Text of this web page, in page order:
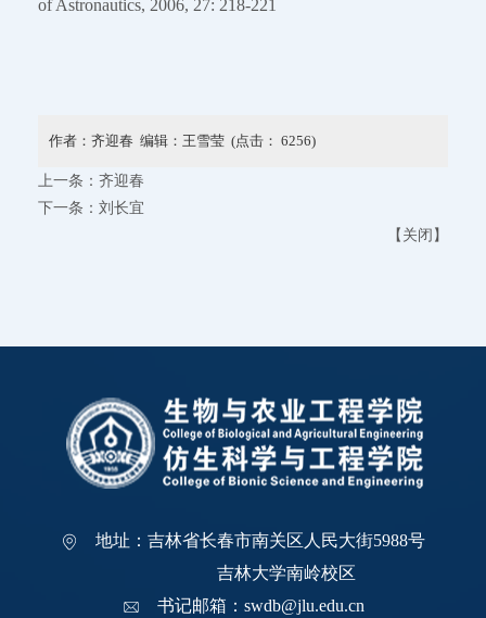
of Astronautics, 2006, 27: 218-221
作者：齐迎春 编辑：王雪莹 (点击： 6256)
上一条： 齐迎春
下一条： 刘长宜
【 关闭 】
地址：吉林省长春市南关区人民大街5988号
吉林大学南岭校区
书记邮箱：swdb@jlu.edu.cn